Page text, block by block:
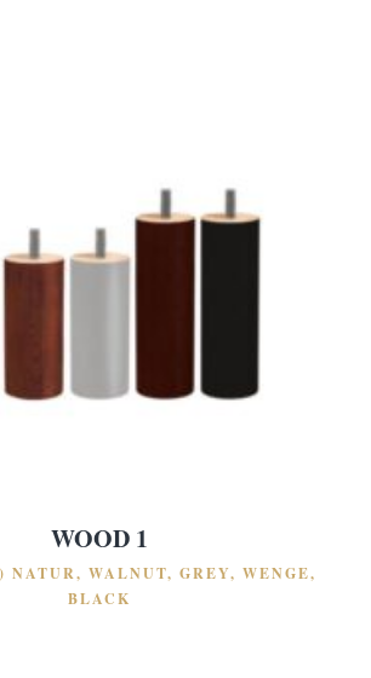
WOOD 1
NATUR, WALNUT, GREY, WENGE,
BLACK